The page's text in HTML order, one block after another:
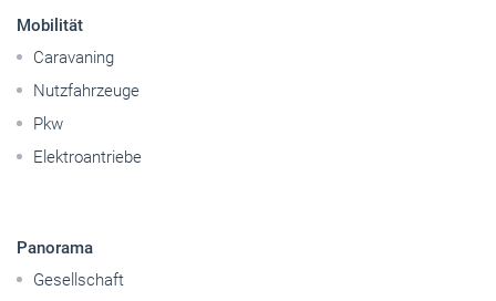
Mobilität
Caravaning
Nutzfahrzeuge
Pkw
Elektroantriebe
Panorama
Gesellschaft